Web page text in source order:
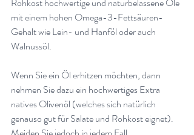
Rohkost hochwertige und naturbelassene Öle
mit einem hohen Omega-3-Fettsäuren-
Gehalt wie Lein- und Hanföl oder auch
Walnussöl.
Wenn Sie ein Öl erhitzen möchten, dann
nehmen Sie dazu ein hochwertiges Extra
natives Olivenöl (welches sich natürlich
genauso gut für Salate und Rohkost eignet).